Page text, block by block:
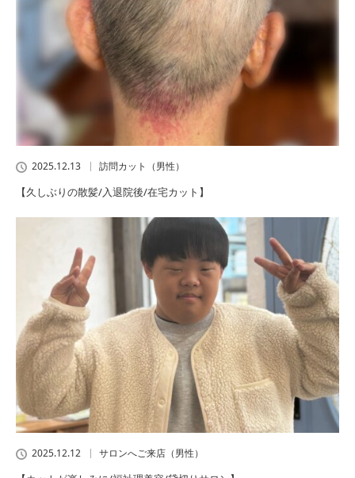
2025.12.13 訪問カット（男性）
【久しぶりの散髪/入退院後/在宅カット】
2025.12.12 サロンへご来店（男性）